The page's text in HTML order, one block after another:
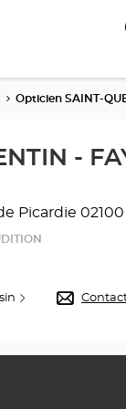
Opticien SAINT-
-
Picardie